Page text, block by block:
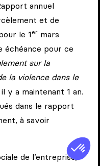
annuel
et de
le 1er mars
échéance pour ce
sur la
la violence dans le
y a maintenant 1 an.
dans le rapport
à savoir
de l’entreprise;